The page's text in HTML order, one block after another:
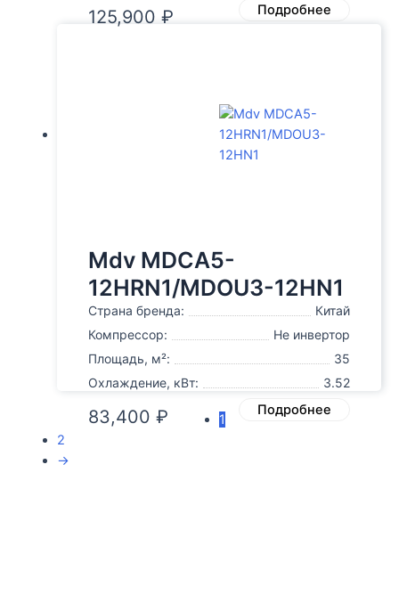
125,900 ₽ Подробнее
Mdv MDCA5-
12HRN1/MDOU3-12HN1
Страна бренда:
Китай
Компрессор:
Не инвертор
Площадь, м²:
35
Охлаждение, кВт:
3.52
83,400 ₽ Подробнее
1
2
→